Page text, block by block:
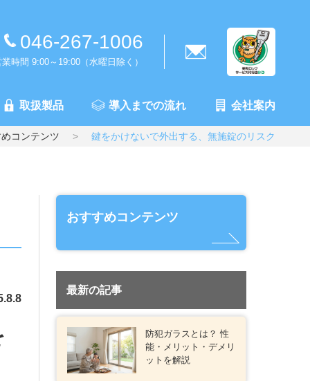
046-267-1006
業時間 9:00～19:00（水曜日除く）
取扱製品 導入までの流れ 会社案内
コンテンツ 鍵をかけないで外出する、無施錠のリスク
おすすめコンテンツ
最新の記事
防犯ガラスとは？ 性
能・メリット・デメリ
ットを解説